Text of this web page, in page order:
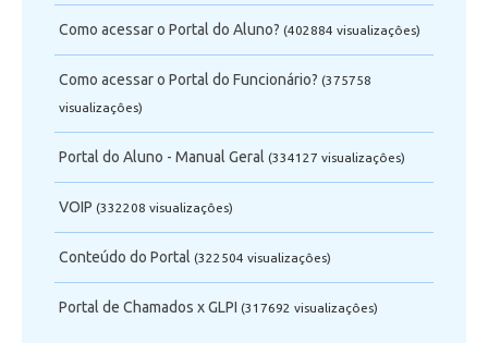
Como acessar o Portal do Aluno? (402884 visualizaçôes)
Como acessar o Portal do Funcionário? (375758
visualizaçôes)
Portal do Aluno - Manual Geral (334127 visualizaçôes)
VOIP (332208 visualizaçôes)
Conteúdo do Portal (322504 visualizaçôes)
Portal de Chamados x GLPI (317692 visualizaçôes)